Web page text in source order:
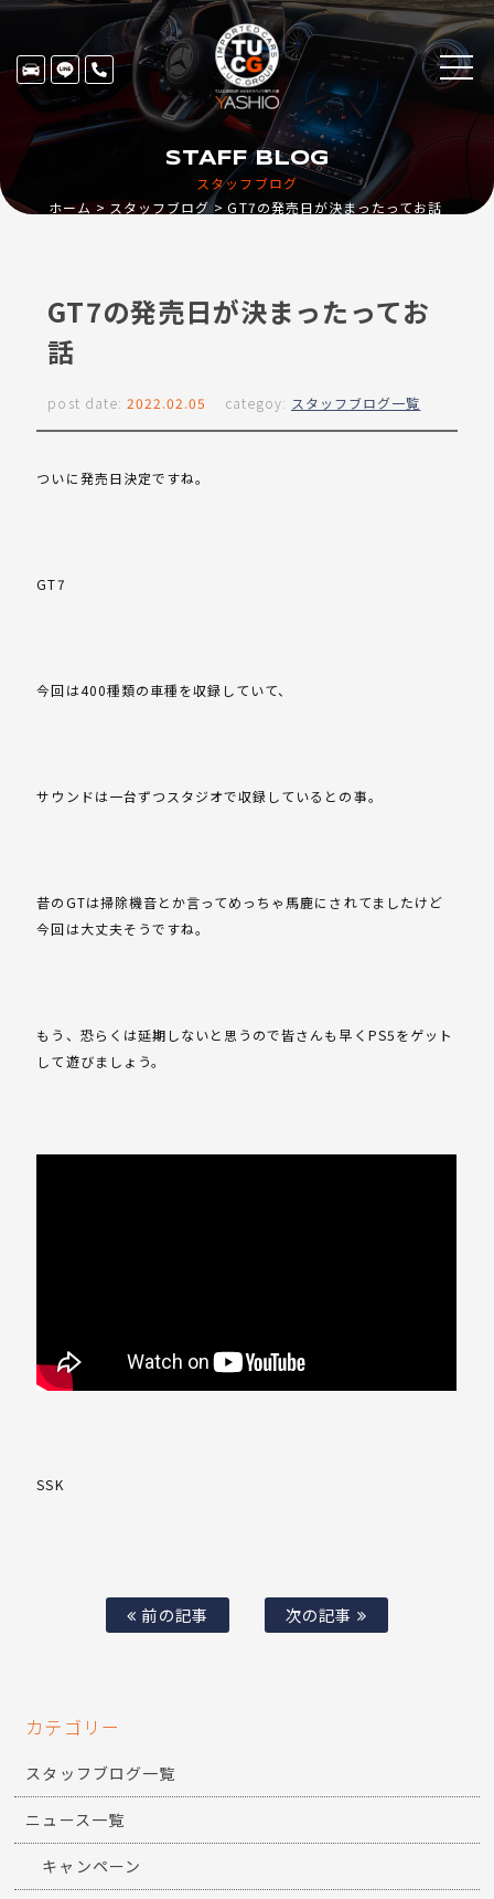
スタッフブログ
STAFF BLOG
ホーム スタッフブログ GT7の発売日が決まったってお話
GT7の発売日が決まったってお
話
post date: 2022.02.05 categoy: スタッフブログ一覧
ついに発売日決定ですね。
GT7
今回は400種類の車種を収録していて、
サウンドは一台ずつスタジオで収録しているとの事。
昔のGTは掃除機音とか言ってめっちゃ馬鹿にされてましたけど
今回は大丈夫そうですね。
もう、恐らくは延期しないと思うので皆さんも早くPS5をゲット
して遊びましょう。
SSK
前の記事 次の記事
カテゴリー
スタッフブログ一覧
ニュース一覧
キャンペーン